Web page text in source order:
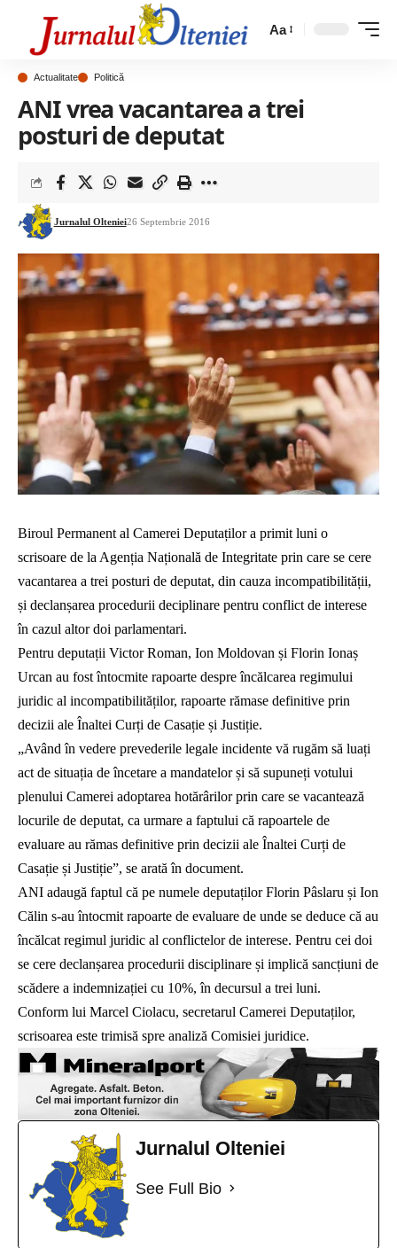
Aa
Actualitate Politică
ANI vrea vacantarea a trei
posturi de deputat
Jurnalul Olteniei26 Septembrie 2016
Biroul Permanent al Camerei Deputaților a primit luni o
scrisoare de la Agenția Națională de Integritate prin care se cere
vacantarea a trei posturi de deputat, din cauza incompatibilității,
și declanșarea procedurii deciplinare pentru conflict de interese
în cazul altor doi parlamentari.
Pentru deputații Victor Roman, Ion Moldovan și Florin Ionaș
Urcan au fost întocmite rapoarte despre încălcarea regimului
juridic al incompatibilităților, rapoarte rămase definitive prin
decizii ale Înaltei Curți de Casație și Justiție.
„Având în vedere prevederile legale incidente vă rugăm să luați
act de situația de încetare a mandatelor și să supuneți votului
plenului Camerei adoptarea hotărârilor prin care se vacantează
locurile de deputat, ca urmare a faptului că rapoartele de
evaluare au rămas definitive prin decizii ale Înaltei Curți de
Casație și Justiție”, se arată în document.
ANI adaugă faptul că pe numele deputaților Florin Pâslaru și Ion
Călin s-au întocmit rapoarte de evaluare de unde se deduce că au
încălcat regimul juridic al conflictelor de interese. Pentru cei doi
se cere declanșarea procedurii disciplinare și implică sancțiuni de
scădere a indemnizației cu 10%, în decursul a trei luni.
Conform lui Marcel Ciolacu, secretarul Camerei Deputaților,
scrisoarea este trimisă spre analiză Comisiei juridice.
Jurnalul Olteniei
See Full Bio